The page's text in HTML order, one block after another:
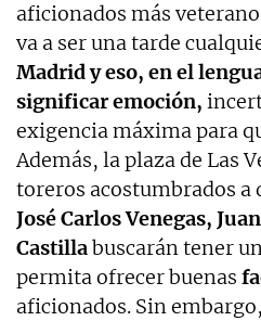
aficionados más
va a ser una tarde
Madrid y eso, en el
significar emoción,
exigencia máxima para
Además, la plaza de Las
toreros acostumbrados a
José Carlos Venegas,
Castillabuscarán tener
permita ofrecer buenas
aficionados. Sin